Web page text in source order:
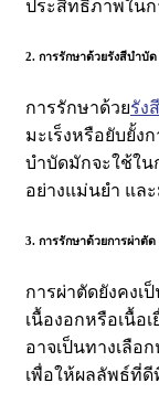
ประสิทธิภาพในก
2. การรักษาด้วยรังสีบำบัด
การรักษาด้วยรัง
มะเร็งหรือยับยั้ง
บำบัดมักจะใช้ใน
อย่างแม่นยำ แล
3. การรักษาด้วยการผ่าตัด
การผ่าตัดยังคงเ
เนื้องอกหรือเนื้อ
อาจเป็นทางเลื
เพื่อให้ผลลัพธ์ที่ดี